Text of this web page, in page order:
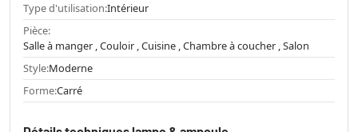
Type d'utilisation:Intérieur
Pièce:
Salle à manger , Couloir , Cuisine , Chambre à coucher , Salon
Style:Moderne
Forme:Carré